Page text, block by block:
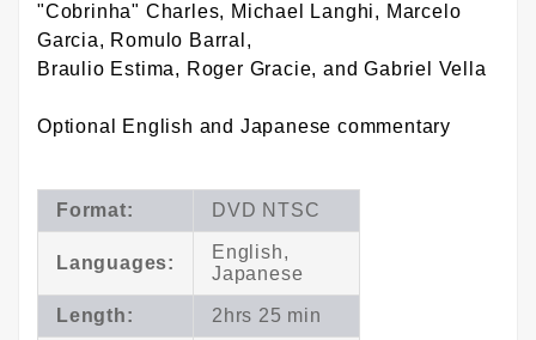
"Cobrinha" Charles, Michael Langhi, Marcelo
Garcia, Romulo Barral,
Braulio Estima, Roger Gracie, and Gabriel Vella
Optional English and Japanese commentary
Format: DVD NTSC
Languages:
English,
Japanese
Length: 2hrs 25 min